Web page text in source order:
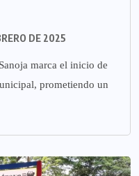
DE 2025
marca el inicio de
prometiendo un